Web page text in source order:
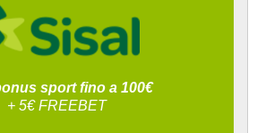
sport fino a 100€
+ 5€ FREEBET